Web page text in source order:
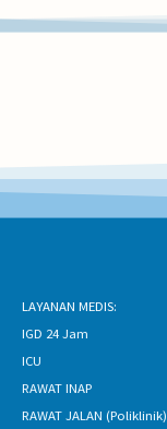
LAYANAN MEDIS:
IGD 24 Jam
ICU
RAWAT INAP
RAWAT JALAN (Poliklinik)